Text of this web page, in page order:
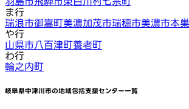
ま行
瑞浪市御嵩町美濃加茂市瑞穂市美濃市本
や行
山県市八百津町養老町
わ行
輪之内町
岐阜県中津川市の地域包括支援センター一覧